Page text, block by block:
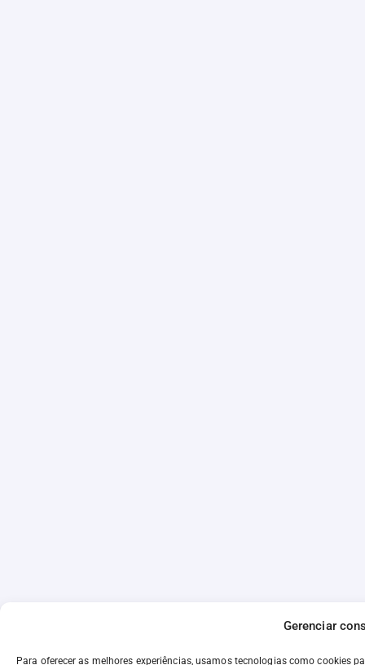
Gerenciar
Para oferecer as melhores experiências, usamos tecnologias como cookies